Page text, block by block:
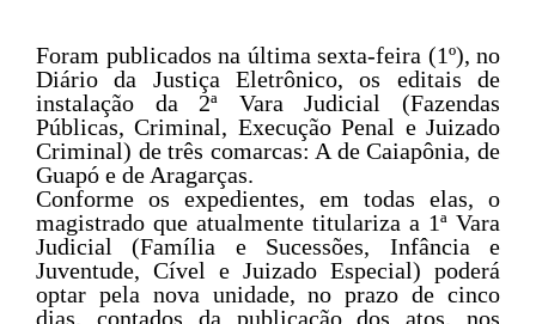
Foram publicados na última sexta-feira (1º), no
Diário da Justiça Eletrônico, os editais de
instalação da 2ª Vara Judicial (Fazendas
Públicas, Criminal, Execução Penal e Juizado
Criminal) de três comarcas: A de Caiapônia, de
Guapó e de Aragarças.
Conforme os expedientes, em todas elas, o
magistrado que atualmente titulariza a 1ª Vara
Judicial (Família e Sucessões, Infância e
Juventude, Cível e Juizado Especial) poderá
optar pela nova unidade, no prazo de cinco
dias, contados da publicação dos atos, nos